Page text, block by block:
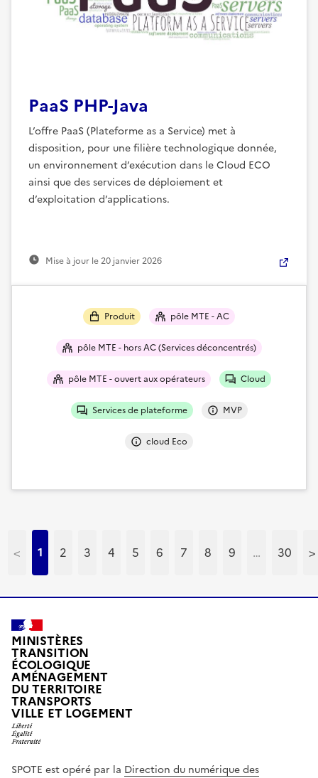
PaaS PHP-Java
L’offre PaaS (Plateforme as a Service) met à
disposition, pour une filière technologique donnée,
un environnement d’exécution dans le Cloud ECO
ainsi que des services de déploiement et
d’exploitation d’applications.
Mise à jour le20 janvier 2026
Produit pôle MTE - AC
pôle MTE - hors AC (Services déconcentrés)
pôle MTE - ouvert aux opérateurs Cloud
Services de plateforme MVP
cloud Eco
< 1 2 3 4 5 6 7 8 9 … 30 >
MINISTÈRES
TRANSITION
ÉCOLOGIQUE
AMÉNAGEMENT
DU TERRITOIRE
TRANSPORTS
VILLE ET LOGEMENT
SPOTE est opéré par la Direction du numérique des